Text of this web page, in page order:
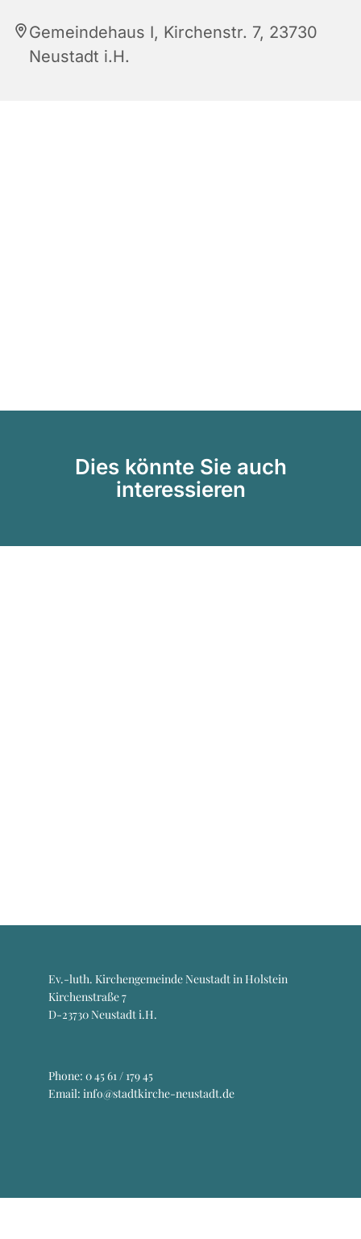
Gemeindehaus I, Kirchenstr. 7, 23730
Neustadt i.H.
Dies könnte Sie auch
interessieren
Ev.-luth. Kirchengemeinde Neustadt in Holstein
Kirchenstraße 7
D-23730 Neustadt i.H.
Phone: 0 45 61 / 179 45
Email: info@stadtkirche-neustadt.de